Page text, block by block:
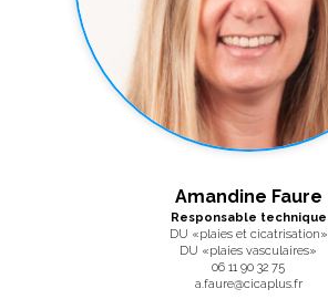
Amandine Faure
Responsable technique
DU «plaies et cicatrisation»
DU «plaies vasculaires»
06 11 90 32 75
a.faure@cicaplus.fr